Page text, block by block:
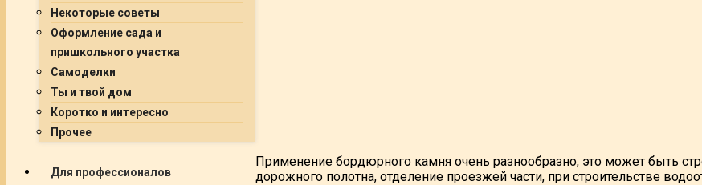
Некоторые советы
Оформление сада и
пришкольного участка
Самоделки
Ты и твой дом
Коротко и интересно
Прочее
Для профессионалов
Применение бордюрного камня очень разнообразно, это может быть
дорожного полотна, отделение проезжей части, при строительстве